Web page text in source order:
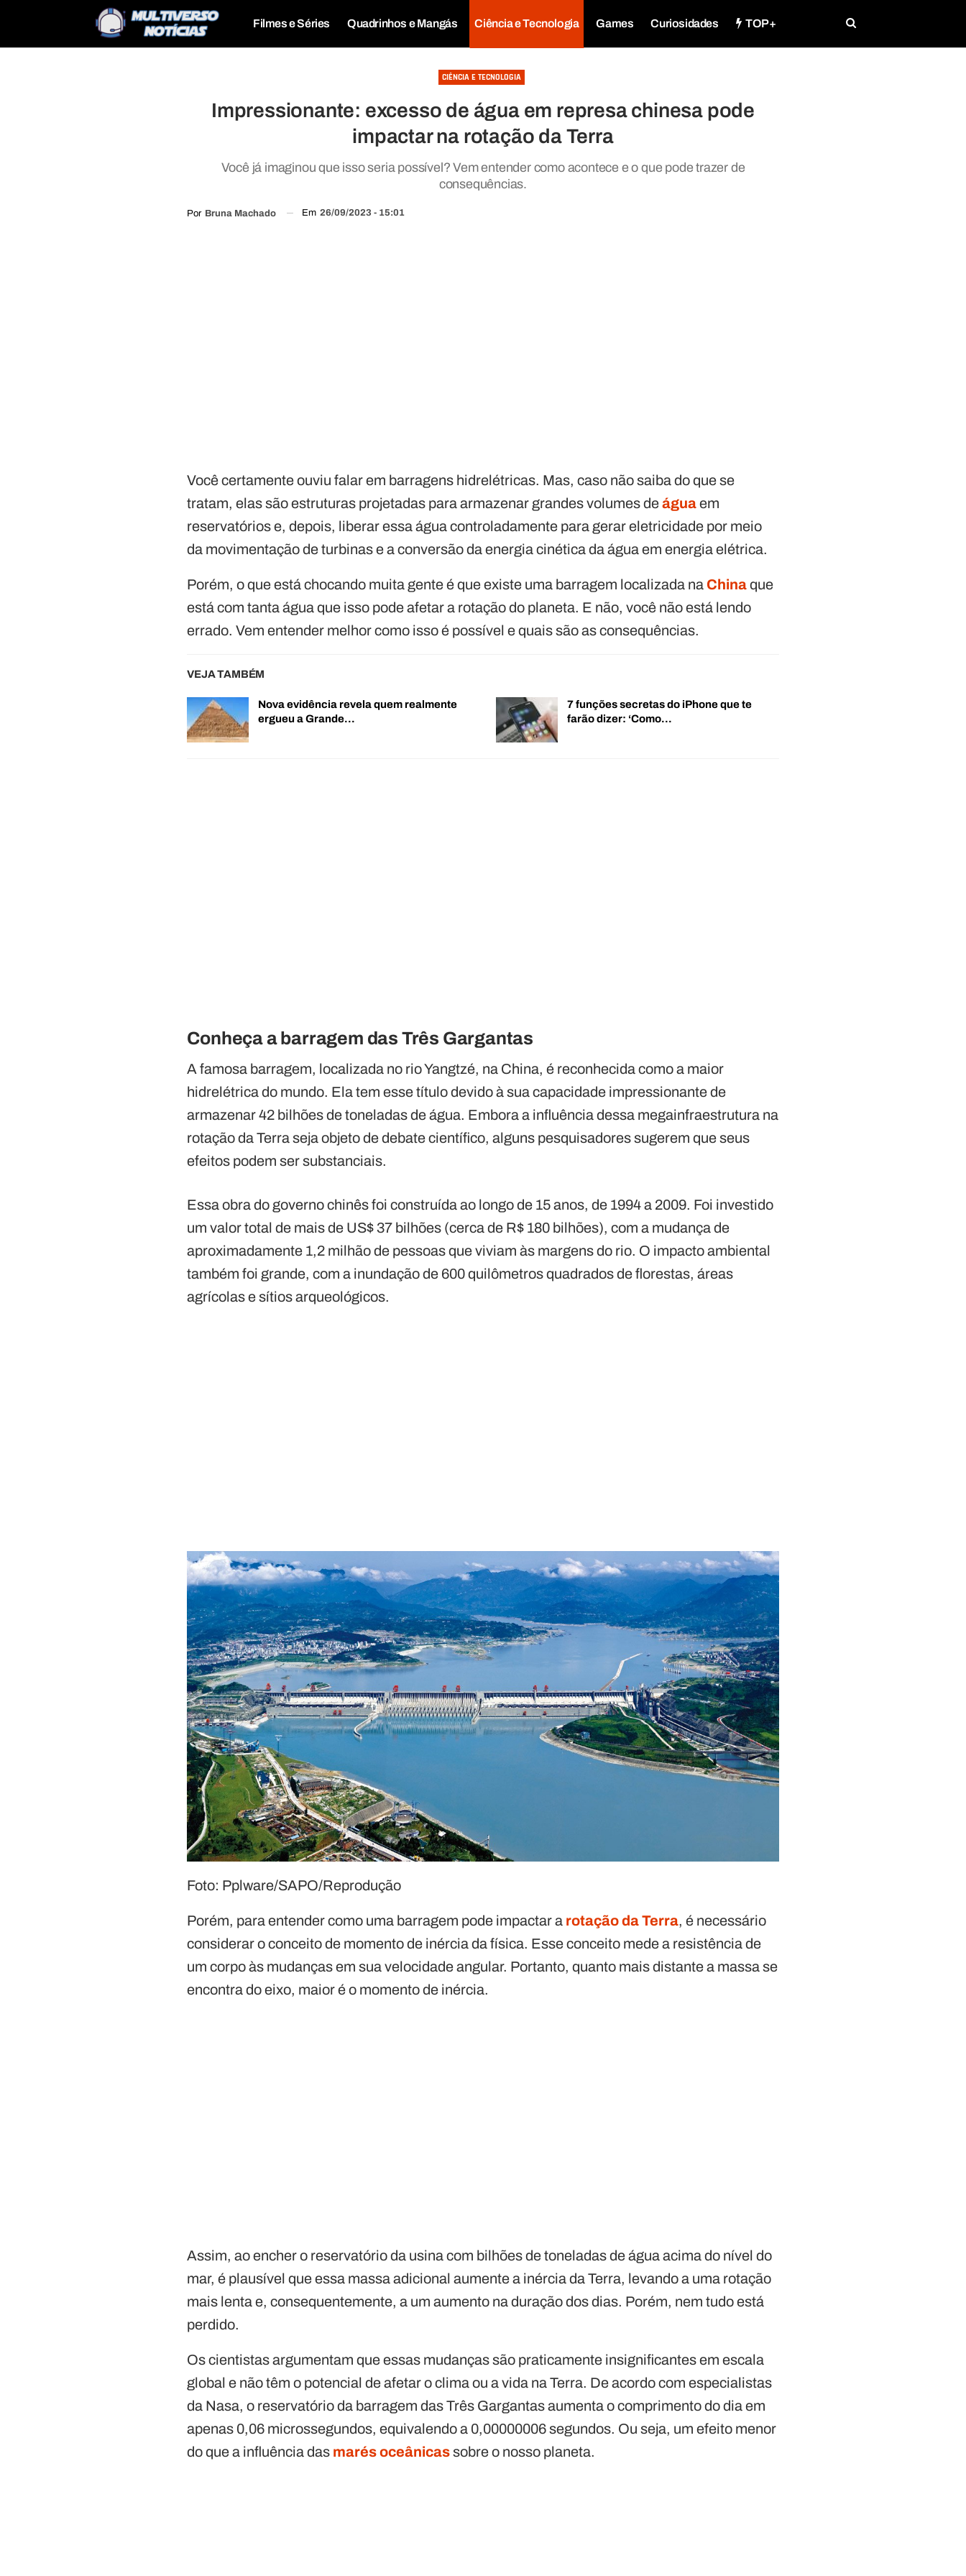
Filmes e Séries Quadrinhos e Mangás Ciência e Tecnologia Games Curiosidades TOP+
CIÊNCIA E TECNOLOGIA
Impressionante: excesso de água em represa chinesa pode
impactar na rotação da Terra
Você já imaginou que isso seria possível? Vem entender como acontece e o que pode trazer de
consequências.
Por Bruna Machado Em 26/09/2023 - 15:01
Você certamente ouviu falar em barragens hidrelétricas. Mas, caso não saiba do que se
tratam, elas são estruturas projetadas para armazenar grandes volumes deáguaem
reservatórios e, depois, liberar essa água controladamente para gerar eletricidade por meio
da movimentação de turbinas e a conversão da energia cinética da água em energia elétrica.
Porém, o que está chocando muita gente é que existe uma barragem localizada na Chinaque
está com tanta água que isso pode afetar a rotação do planeta. E não, você não está lendo
errado. Vem entender melhor como isso é possível e quais são as consequências.
VEJA TAMBÉM
Nova evidência revela quem realmente
ergueu a Grande…
7 funções secretas do iPhone que te
farão dizer: ‘Como…
Conheça a barragem das Três Gargantas
A famosa barragem, localizada no rio Yangtzé, na China, é reconhecida como a maior
hidrelétrica do mundo. Ela tem esse título devido à sua capacidade impressionante de
armazenar 42 bilhões de toneladas de água. Embora a influência dessa megainfraestrutura na
rotação da Terra seja objeto de debate científico, alguns pesquisadores sugerem que seus
efeitos podem ser substanciais.
Essa obra do governo chinês foi construída ao longo de 15 anos, de 1994 a 2009. Foi investido
um valor total de mais de US$ 37 bilhões (cerca de R$ 180 bilhões), com a mudança de
aproximadamente 1,2 milhão de pessoas que viviam às margens do rio. O impacto ambiental
também foi grande, com a inundação de 600 quilômetros quadrados de florestas, áreas
agrícolas e sítios arqueológicos.
Foto: Pplware/SAPO/Reprodução
Porém, para entender como uma barragem pode impactar a rotação da Terra, é necessário
considerar o conceito de momento de inércia da física. Esse conceito mede a resistência de
um corpo às mudanças em sua velocidade angular. Portanto, quanto mais distante a massa se
encontra do eixo, maior é o momento de inércia.
Assim, ao encher o reservatório da usina com bilhões de toneladas de água acima do nível do
mar, é plausível que essa massa adicional aumente a inércia da Terra, levando a uma rotação
mais lenta e, consequentemente, a um aumento na duração dos dias. Porém, nem tudo está
perdido.
Os cientistas argumentam que essas mudanças são praticamente insignificantes em escala
global e não têm o potencial de afetar o clima ou a vida na Terra. De acordo com especialistas
da Nasa, o reservatório da barragem das Três Gargantas aumenta o comprimento do dia em
apenas 0,06 microssegundos, equivalendo a 0,00000006 segundos. Ou seja, um efeito menor
do que a influência das marés oceânicassobre o nosso planeta.